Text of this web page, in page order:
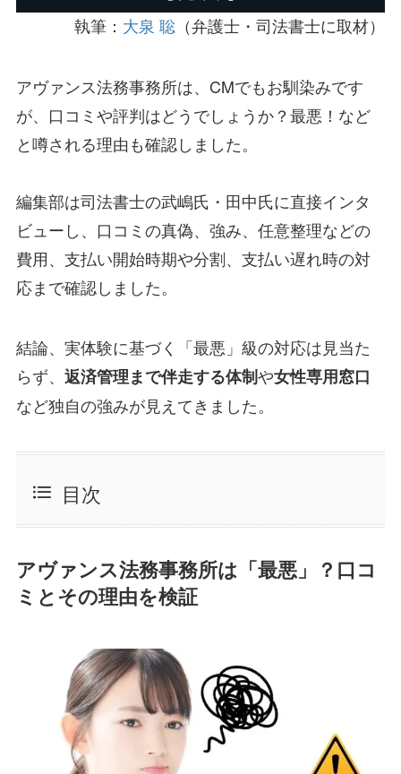
執筆： 大泉 聡 （弁護士・司法書士に取材）
アヴァンス法務事務所は、CMでもお馴染みです
が、口コミや評判はどうでしょうか？最悪！など
と噂される理由も確認しました。
編集部は司法書士の武嶋氏・田中氏に直接インタ
ビューし、口コミの真偽、強み、任意整理などの
費用、支払い開始時期や分割、支払い遅れ時の対
応まで確認しました。
結論、実体験に基づく「最悪」級の対応は見当た
らず、 返済管理まで伴走する体制や女性専用窓口
など独自の強みが見えてきました。
目次
アヴァンス法務事務所は「最悪」？口コ
ミとその理由を検証